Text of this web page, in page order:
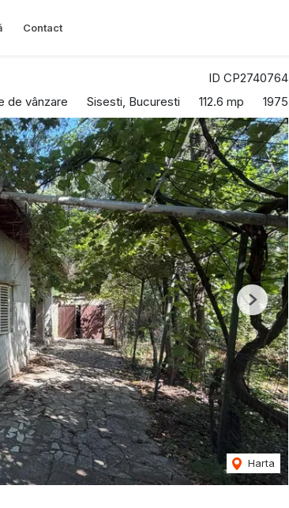
Contact
ID CP2740764
de vânzare Sisesti, Bucuresti 112.6 mp 1975
Harta
Next